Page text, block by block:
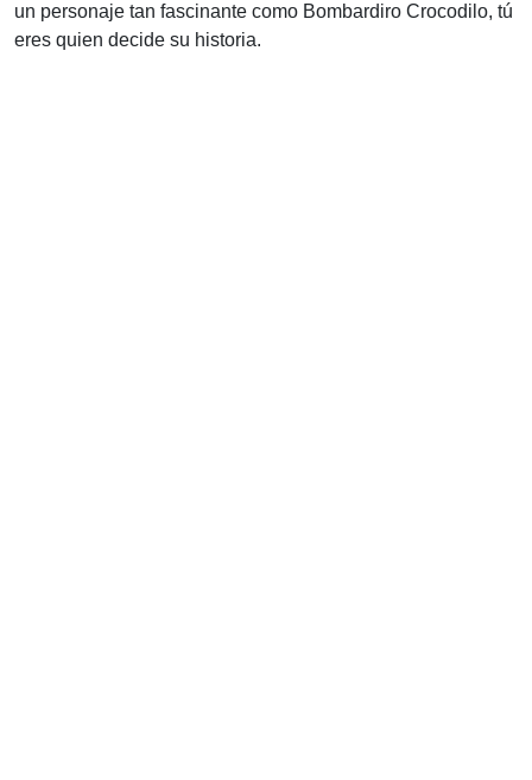
un personaje tan fascinante como Bombardiro Crocodilo, tú
eres quien decide su historia.